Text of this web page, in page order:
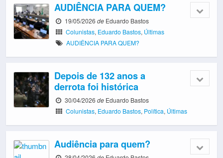
AUDIÊNCIA PARA QUEM?
19/05/2026de Eduardo Bastos
Colunistas, Eduardo Bastos, Últimas
AUDIÊNCIA PARA QUEM?
Depois de 132 anos a
derrota foi histórica
30/04/2026de Eduardo Bastos
Colunistas, Eduardo Bastos, Política, Últimas
Audiência para quem?